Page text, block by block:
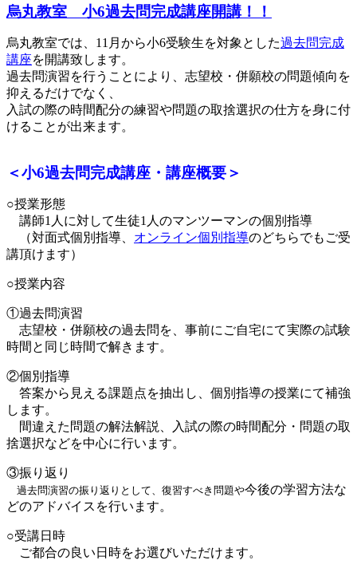
烏丸教室 小6過去問完成講座開講！！
烏丸教室では、11月から小6受験生を対象とした過去問完成
講座を開講致します。
過去問演習を行うことにより、志望校・併願校の問題傾向を
抑えるだけでなく、
入試の際の時間配分の練習や問題の取捨選択の仕方を身に付
けることが出来ます。
＜小6過去問完成講座・講座概要＞
○授業形態
講師1人に対して生徒1人のマンツーマンの個別指導
（対面式個別指導、 オンライン個別指導のどちらでもご受
講頂けます）
○授業内容
①過去問演習
志望校・併願校の過去問を、事前にご自宅にて実際の試験
時間と同じ時間で解きます。
②個別指導
答案から見える課題点を抽出し、個別指導の授業にて補強
します。
間違えた問題の解法解説、入試の際の時間配分・問題の取
捨選択などを中心に行います。
③振り返り
過去問演習の振り返りとして、復習すべき問題や今後の学習方法な
どのアドバイスを行います。
○受講日時
ご都合の良い日時をお選びいただけます。